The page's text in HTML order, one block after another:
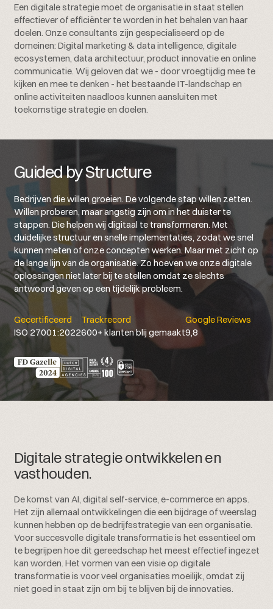
Een digitale strategie moet de organisatie in staat stellen
effectiever of efficiënter te worden in het behalen van haar
doelen. Onze consultants zijn gespecialiseerd op de
domeinen: Digital marketing & data intelligence, digitale
ecosystemen, data architectuur, product innovatie en online
communicatie. Wij geloven dat we - door vroegtijdig mee te
kijken en mee te denken - het bestaande IT-landschap en
online activiteiten naadloos kunnen aansluiten met
toekomstige strategie en doelen.
Guided by Structure
Bedrijven die willen groeien. De volgende stap willen zetten.
Willen proberen, maar angstig zijn om in het duister te
stappen. Die helpen wij digitaal te transformeren. Met
duidelijke structuur en snelle implementaties, zodat we snel
kunnen meten of onze concepten werken. Maar met zicht op
de lange lijn van de organisatie. Zo hoeven we onze digitale
oplossingen niet later bij te stellen omdat ze slechts
antwoord geven op een tijdelijk probleem.
Gecertificeerd
ISO 27001:2022
Trackrecord
600+ klanten blij gemaakt
Google Reviews
9,8
Digitale strategie ontwikkelen en
vasthouden.
De komst van AI, digital self-service, e-commerce en apps.
Het zijn allemaal ontwikkelingen die een bijdrage of weerslag
kunnen hebben op de bedrijfsstrategie van een organisatie.
Voor succesvolle digitale transformatie is het essentieel om
te begrijpen hoe dit gereedschap het meest effectief ingezet
kan worden. Het vormen van een visie op digitale
transformatie is voor veel organisaties moeilijk, omdat zij
niet goed in staat zijn om bij te blijven bij de innovaties.